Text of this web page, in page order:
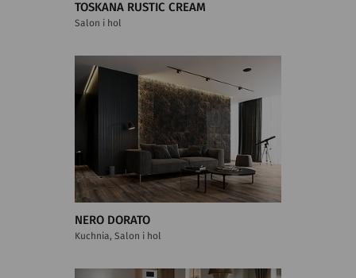
TOSKANA RUSTIC CREAM
Salon i hol
NERO DORATO
Kuchnia, Salon i hol